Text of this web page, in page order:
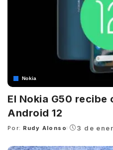
Nokia
El Nokia G50 recibe
Android 12
Posted
Por: Rudy Alonso 3 de